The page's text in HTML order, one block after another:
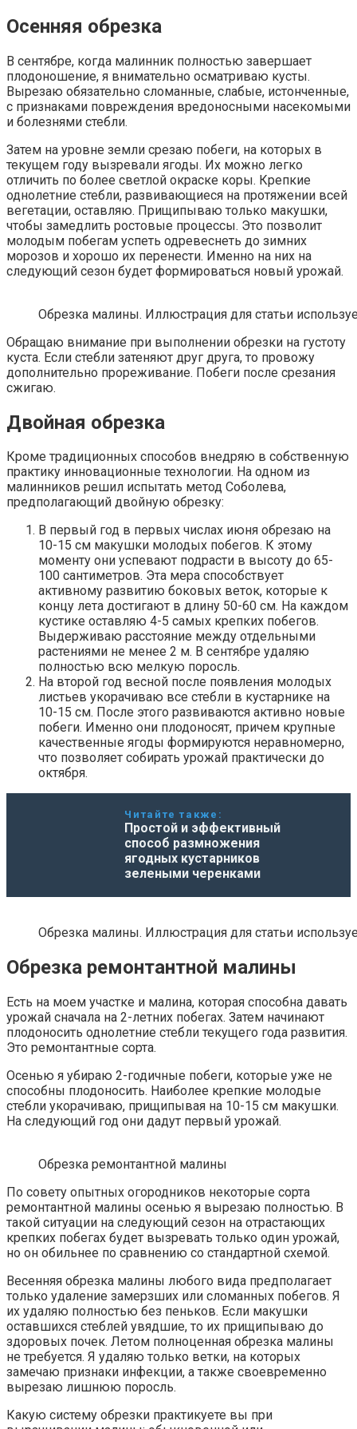
Осенняя обрезка
В сентябре, когда малинник полностью завершает
плодоношение, я внимательно осматриваю кусты.
Вырезаю обязательно сломанные, слабые, истонченные,
с признаками повреждения вредоносными насекомыми
и болезнями стебли.
Затем на уровне земли срезаю побеги, на которых в
текущем году вызревали ягоды. Их можно легко
отличить по более светлой окраске коры. Крепкие
однолетние стебли, развивающиеся на протяжении всей
вегетации, оставляю. Прищипываю только макушки,
чтобы замедлить ростовые процессы. Это позволит
молодым побегам успеть одревеснеть до зимних
морозов и хорошо их перенести. Именно на них на
следующий сезон будет формироваться новый урожай.
Обрезка малины. Иллюстрация для статьи
Обращаю внимание при выполнении обрезки на густоту
куста. Если стебли затеняют друг друга, то провожу
дополнительно прореживание. Побеги после срезания
сжигаю.
Двойная обрезка
Кроме традиционных способов внедряю в собственную
практику инновационные технологии. На одном из
малинников решил испытать метод Соболева,
предполагающий двойную обрезку:
В первый год в первых числах июня обрезаю на
10-15 см макушки молодых побегов. К этому
моменту они успевают подрасти в высоту до 65-
100 сантиметров. Эта мера способствует
активному развитию боковых веток, которые к
концу лета достигают в длину 50-60 см. На каждом
кустике оставляю 4-5 самых крепких побегов.
Выдерживаю расстояние между отдельными
растениями не менее 2 м. В сентябре удаляю
полностью всю мелкую поросль.
На второй год весной после появления молодых
листьев укорачиваю все стебли в кустарнике на
10-15 см. После этого развиваются активно новые
побеги. Именно они плодоносят, причем крупные
качественные ягоды формируются неравномерно,
что позволяет собирать урожай практически до
октября.
Читайте также:
Простой и эффективный
способ размножения
ягодных кустарников
зелеными черенками
Обрезка малины. Иллюстрация для статьи
Обрезка ремонтантной малины
Есть на моем участке и малина, которая способна давать
урожай сначала на 2-летних побегах. Затем начинают
плодоносить однолетние стебли текущего года развития.
Это ремонтантные сорта.
Осенью я убираю 2-годичные побеги, которые уже не
способны плодоносить. Наиболее крепкие молодые
стебли укорачиваю, прищипывая на 10-15 см макушки.
На следующий год они дадут первый урожай.
Обрезка ремонтантной малины
По совету опытных огородников некоторые сорта
ремонтантной малины осенью я вырезаю полностью. В
такой ситуации на следующий сезон на отрастающих
крепких побегах будет вызревать только один урожай,
но он обильнее по сравнению со стандартной схемой.
Весенняя обрезка малины любого вида предполагает
только удаление замерзших или сломанных побегов. Я
их удаляю полностью без пеньков. Если макушки
оставшихся стеблей увядшие, то их прищипываю до
здоровых почек. Летом полноценная обрезка малины
не требуется. Я удаляю только ветки, на которых
замечаю признаки инфекции, а также своевременно
вырезаю лишнюю поросль.
Какую систему обрезки практикуете вы при